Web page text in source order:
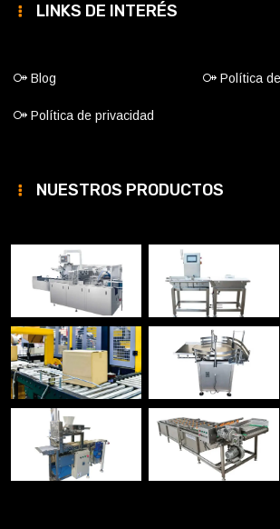
LINKS DE INTERÉS
Blog Política
Política de privacidad
NUESTROS PRODUCTOS